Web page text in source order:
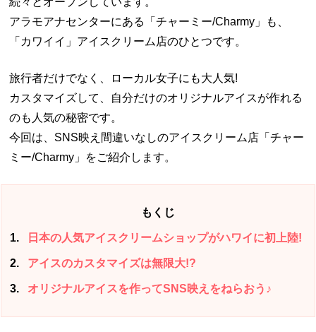
アラモアナセンターにある「チャーミー/Charmy」も、
「カワイイ」アイスクリーム店のひとつです。
旅行者だけでなく、ローカル女子にも大人気!
カスタマイズして、自分だけのオリジナルアイスが作れる
のも人気の秘密です。
今回は、SNS映え間違いなしのアイスクリーム店「チャー
ミー/Charmy」をご紹介します。
もくじ
1 日本の人気アイスクリームショップがハワイに初上陸!
2 アイスのカスタマイズは無限大!?
3 オリジナルアイスを作ってSNS映えをねらおう♪